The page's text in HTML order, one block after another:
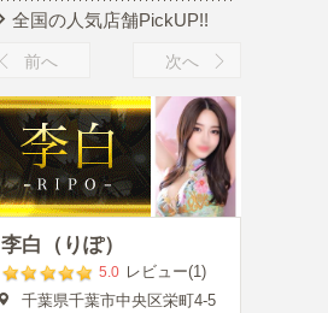
全国の人気店舗PickUP!!
前へ 次へ
李白（りぽ）
5.0 レビュー(1)
千葉県千葉市中央区栄町4-5